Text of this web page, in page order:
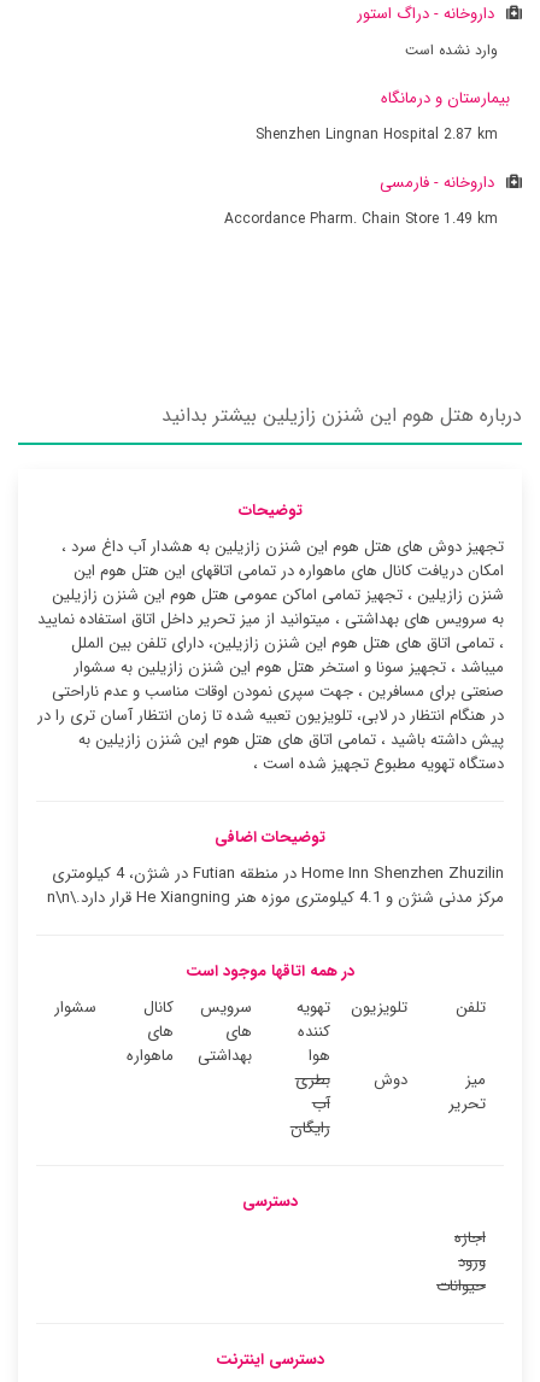
داروخانه - دراگ استور
وارد نشده است
بیمارستان و درمانگاه
Shenzhen Lingnan Hospital 2.87 km
داروخانه - فارمسی
Accordance Pharm. Chain Store 1.49 km
درباره هتل هوم این شنزن زازیلین بیشتر بدانید
توضیحات
تجهیز دوش های هتل هوم این شنزن زازیلین به هشدار آب داغ سرد ،
امکان دریافت کانال های ماهواره در تمامی اتاقهای این هتل هوم این
شنزن زازیلین ، تجهیز تمامی اماکن عمومی هتل هوم این شنزن زازیلین
به سرویس های بهداشتی ، میتوانید از میز تحریر داخل اتاق استفاده نمایید
، تمامی اتاق های هتل هوم این شنزن زازیلین، دارای تلفن بین الملل
میباشد ، تجهیز سونا و استخر هتل هوم این شنزن زازیلین به سشوار
صنعتی برای مسافرین ، جهت سپری نمودن اوقات مناسب و عدم ناراحتی
در هنگام انتظار در لابی، تلویزیون تعبیه شده تا زمان انتظار آسان تری را در
پیش داشته باشید ، تمامی اتاق های هتل هوم این شنزن زازیلین به
دستگاه تهویه مطبوع تجهیز شده است ،
توضیحات اضافی
Home Inn Shenzhen Zhuzilin در منطقه Futian در شنژن، 4 کیلومتری
مرکز مدنی شنژن و 4.1 کیلومتری موزه هنر He Xiangning قرار دارد.\n\n
در همه اتاقها موجود است
تلفن
تلویزیون
تهویه
کننده
هوا
سرویس
های
بهداشتی
کانال
های
ماهواره
سشوار
میز
تحریر
دوش
بطری
آب
رایگان
دسترسی
اجازه
ورود
حیوانات
دسترسی اینترنت